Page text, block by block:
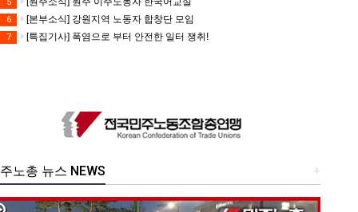
6 [본부소식] 강원지역 노동자 합창단 모임
7 [특집기사] 폭염으로 부터 안전한 일터 쟁취!
+
노총 뉴스 NEWS